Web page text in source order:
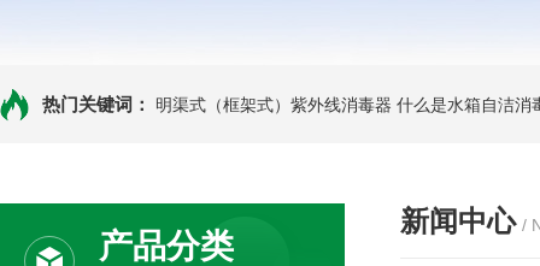
热门关键词： 明渠式（框架式）紫外线消毒器 什么是水箱自洁消
产品分类
新闻中心 /